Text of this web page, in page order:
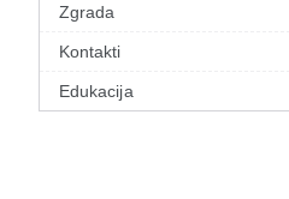
Zgrada
Kontakti
Edukacija